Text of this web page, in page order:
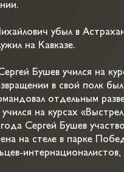
убыл в
на Кавказе.
Бушев учился на
в свой полк
отдельным
на курсах
Сергей Бушев
на стеле в парке